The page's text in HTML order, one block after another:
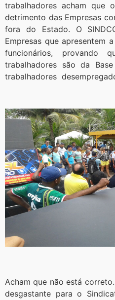
trabalhadores acham que
detrimento das Empresas
fora do Estado. O
Empresas que apresentem
funcionários, provando
trabalhadores são da
trabalhadores
Acham que não está
desgastante para o